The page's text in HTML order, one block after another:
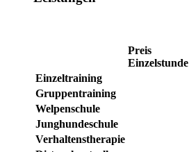
Preis
Einzelstunde
Einzeltraining
Gruppentraining
Welpenschule
Junghundeschule
Verhaltenstherapie